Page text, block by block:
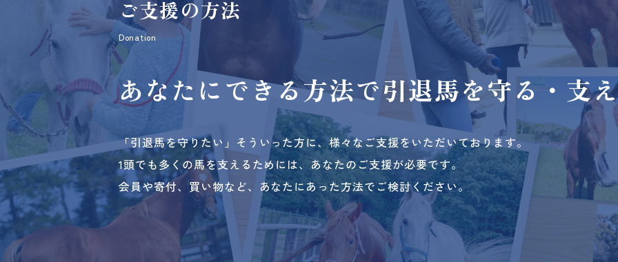
ご支援の方法
Donation
あなたにできる方法で引退馬を守る・支
「引退馬を守りたい」そういった方に、様々なご支援をいただいております。
1頭でも多くの馬を支えるためには、あなたのご支援が必要です。
会員や寄付、買い物など、あなたにあった方法でご検討ください。